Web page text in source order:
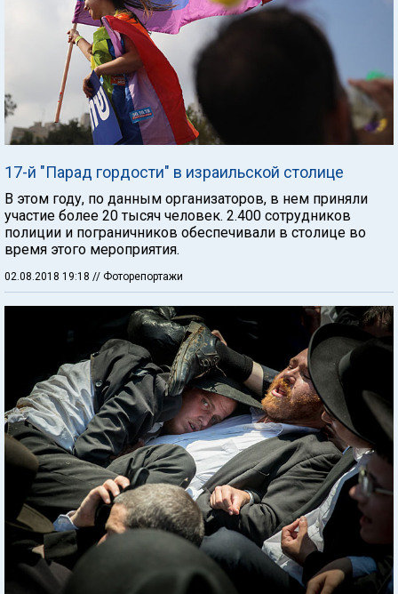
17-й "Парад гордости" в израильской столице
В этом году, по данным организаторов, в нем приняли
участие более 20 тысяч человек. 2.400 сотрудников
полиции и пограничников обеспечивали в столице во
время этого мероприятия.
02.08.2018 19:18 // Фоторепортажи